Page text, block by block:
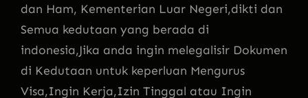
dan Ham, Kementerian Luar Negeri,dikti dan
Semua kedutaan yang berada di
indonesia,Jika anda ingin melegalisir Dokumen
di Kedutaan untuk keperluan Mengurus
Visa,Ingin Kerja,Izin Tinggal atau Ingin